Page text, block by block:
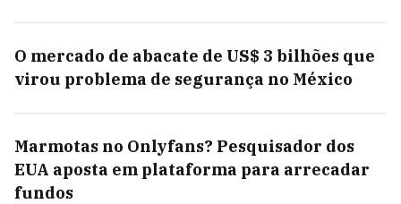
O mercado de abacate de US$ 3 bilhões que
virou problema de segurança no México
Marmotas no Onlyfans? Pesquisador dos
EUA aposta em plataforma para arrecadar
fundos